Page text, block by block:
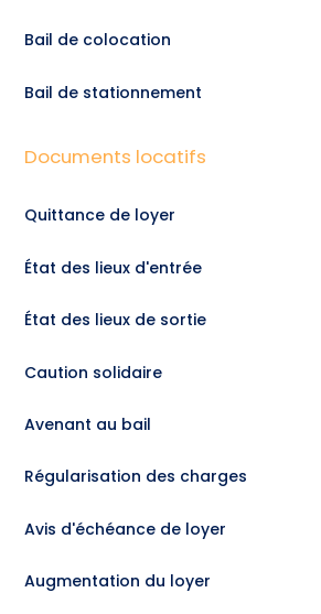
Bail de colocation
Bail de stationnement
Documents locatifs
Quittance de loyer
État des lieux d'entrée
État des lieux de sortie
Caution solidaire
Avenant au bail
Régularisation des charges
Avis d'échéance de loyer
Augmentation du loyer